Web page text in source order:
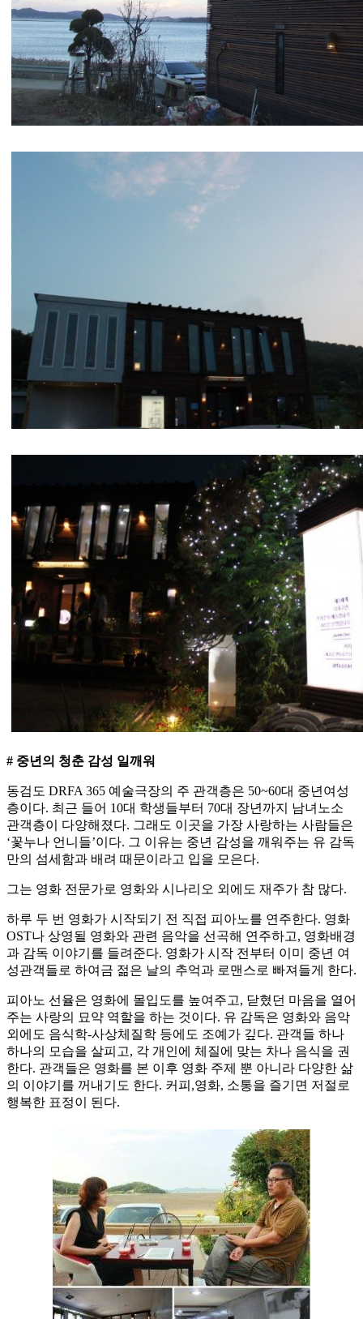
# 중년의 청춘 감성 일깨워
동검도 DRFA 365 예술극장의 주 관객층은 50~60대 중년여성
층이다. 최근 들어 10대 학생들부터 70대 장년까지 남녀노소
관객층이 다양해졌다. 그래도 이곳을 가장 사랑하는 사람들은
‘꽃누나 언니들’이다. 그 이유는 중년 감성을 깨워주는 유 감독
만의 섬세함과 배려 때문이라고 입을 모은다.
그는 영화 전문가로 영화와 시나리오 외에도 재주가 참 많다.
하루 두 번 영화가 시작되기 전 직접 피아노를 연주한다. 영화
OST나 상영될 영화와 관련 음악을 선곡해 연주하고, 영화배경
과 감독 이야기를 들려준다. 영화가 시작 전부터 이미 중년 여
성관객들로 하여금 젊은 날의 추억과 로맨스로 빠져들게 한다.
피아노 선율은 영화에 몰입도를 높여주고, 닫혔던 마음을 열어
주는 사랑의 묘약 역할을 하는 것이다. 유 감독은 영화와 음악
외에도 음식학-사상체질학 등에도 조예가 깊다. 관객들 하나
하나의 모습을 살피고, 각 개인에 체질에 맞는 차나 음식을 권
한다. 관객들은 영화를 본 이후 영화 주제 뿐 아니라 다양한 삶
의 이야기를 꺼내기도 한다. 커피,영화, 소통을 즐기면 저절로
행복한 표정이 된다.